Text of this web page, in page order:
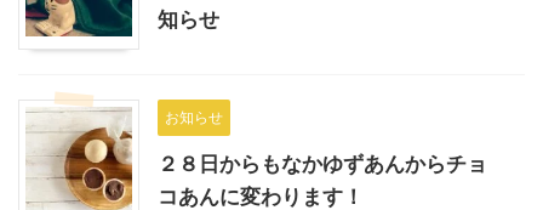
知らせ
お知らせ
２８日からもなかゆずあんからチョ
コあんに変わります！